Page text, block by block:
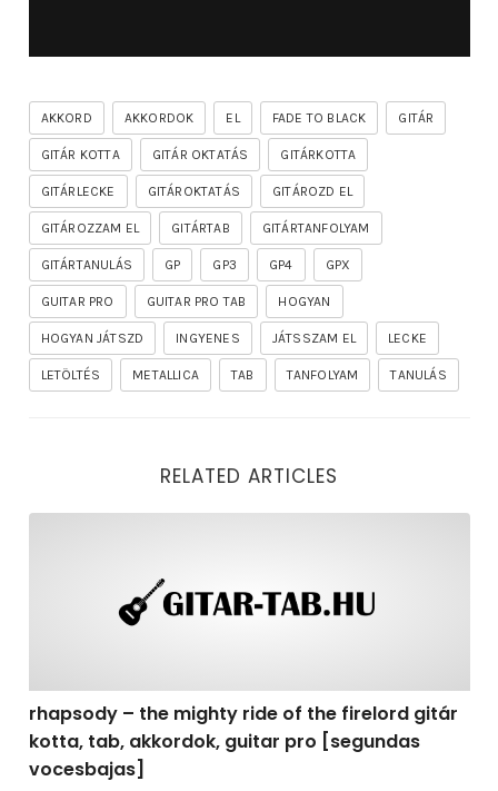
AKKORD AKKORDOK EL FADE TO BLACK GITÁR
GITÁR KOTTA GITÁR OKTATÁS GITÁRKOTTA
GITÁRLECKE GITÁROKTATÁS GITÁROZD EL
GITÁROZZAM EL GITÁRTAB GITÁRTANFOLYAM
GITÁRTANULÁS GP GP3 GP4 GPX
GUITAR PRO GUITAR PRO TAB HOGYAN
HOGYAN JÁTSZD INGYENES JÁTSSZAM EL LECKE
LETÖLTÉS METALLICA TAB TANFOLYAM TANULÁS
RELATED ARTICLES
rhapsody – the mighty ride of the firelord gitár
kotta, tab, akkordok, guitar pro [segundas
vocesbajas]